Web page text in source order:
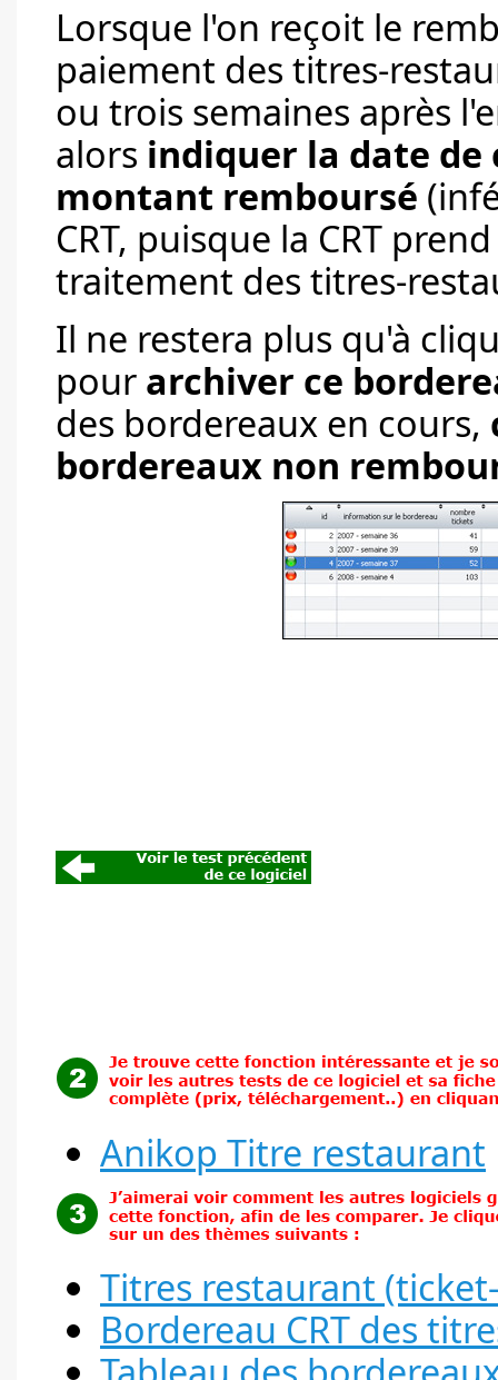
Lorsque l'on reçoit le
paiement des titres-
ou trois semaines après
alors indiquer la date
montant remboursé
CRT, puisque la CRT
traitement des titres-
Il ne restera plus qu'à
pour archiver ce
des bordereaux en cours,
bordereaux non
Anikop Titre restaurant
Titres restaurant
Bordereau CRT des